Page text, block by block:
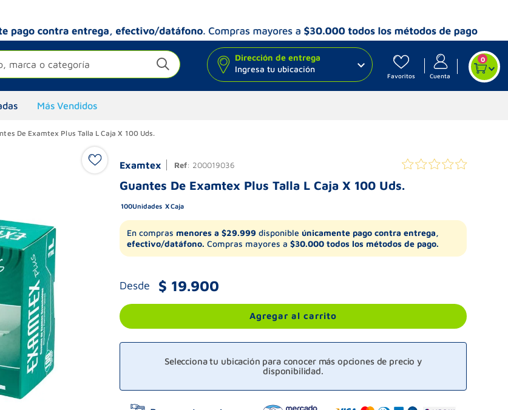
marca o categoría
Dirección de entrega
Ingresa tu ubicación
Favoritos Cuenta
0
Más Vendidos
De Examtex Plus Talla L Caja X 100 Uds.
Examtex Ref: 200019036
Guantes De Examtex Plus Talla L Caja X 100 Uds.
100Unidades Caja
En compras menores a $29.999 disponible únicamente pago contra entrega,
efectivo/datáfono. Compras mayores a $30.000 todos los métodos de pago.
Desde $ 19.900
Agregar al carrito
Selecciona tu ubicación para conocer más opciones de precio y
disponibilidad.